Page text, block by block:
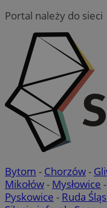
Portal należy do sieci
Bytom - Chorzów-
Mikołów- Mysłowice -
Pyskowice - Ruda